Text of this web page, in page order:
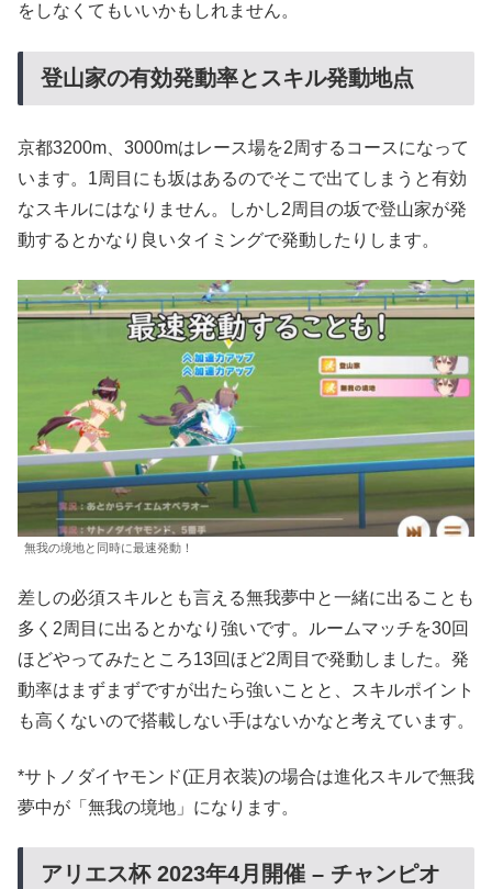
をしなくてもいいかもしれません。
登山家の有効発動率とスキル発動地点
京都3200m、3000mはレース場を2周するコースになって
います。1周目にも坂はあるのでそこで出てしまうと有効
なスキルにはなりません。しかし2周目の坂で登山家が発
動するとかなり良いタイミングで発動したりします。
無我の境地と同時に最速発動！
差しの必須スキルとも言える無我夢中と一緒に出ることも
多く2周目に出るとかなり強いです。ルームマッチを30回
ほどやってみたところ13回ほど2周目で発動しました。発
動率はまずまずですが出たら強いことと、スキルポイント
も高くないので搭載しない手はないかなと考えています。
*サトノダイヤモンド(正月衣装)の場合は進化スキルで無我
夢中が「無我の境地」になります。
アリエス杯 2023年4月開催 – チャンピオ